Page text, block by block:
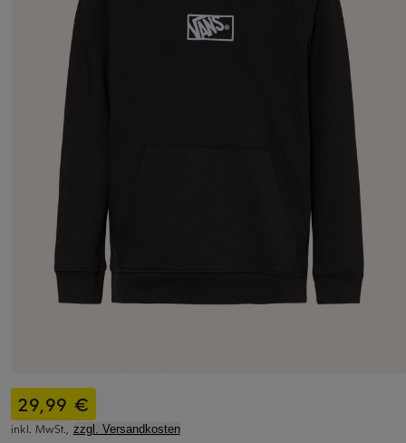
29,99 €
inkl. MwSt., zzgl. Versandkosten